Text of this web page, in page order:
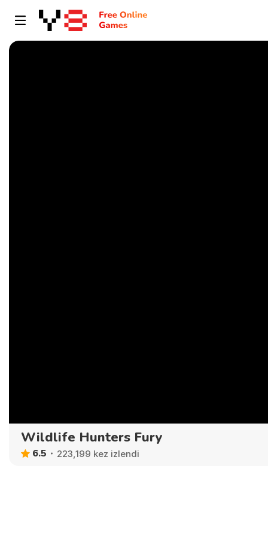
Wildlife Hunters Fury
6.5 223,199 kez izlendi